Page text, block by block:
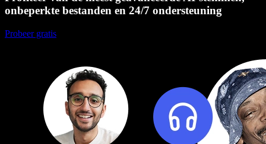
onbeperkte bestanden en 24/7 ondersteuning
Probeer gratis